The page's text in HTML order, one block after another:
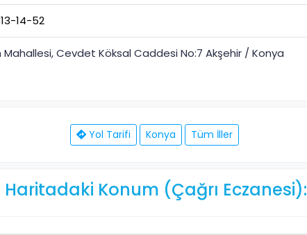
14-52
Mahallesi, Cevdet Köksal Caddesi No:7 Akşehir / Konya
Yol Tarifi Konya Tüm İller
Haritadaki Konum (Çağrı Eczanesi):